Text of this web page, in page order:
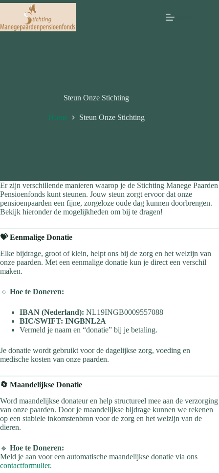
Ga
inhoud
Steun Onze Stichting
Home Steun Onze Stichting
Er zijn verschillende manieren waarop je de Stichting Manege Paarden
Pensioenfonds kunt steunen. Jouw steun zorgt ervoor dat onze
pensioenpaarden een fijne, zorgeloze oude dag kunnen doorbrengen.
Bekijk hieronder de mogelijkheden om bij te dragen!
💝 Eenmalige Donatie
Elke bijdrage, groot of klein, helpt ons bij de zorg en het welzijn van
onze paarden. Met een eenmalige donatie kun je direct een verschil
maken.
🔹 Hoe te Doneren:
IBAN (Nederland): NL19INGB0009557088
BIC/SWIFT: INGBNL2A
Vermeld je naam en “donatie” bij je betaling.
Je donatie wordt gebruikt voor de dagelijkse zorg, voeding en
medische kosten van onze paarden.
🔄 Maandelijkse Donatie
Word maandelijkse donateur en help structureel mee aan de verzorging
van onze paarden. Door je maandelijkse bijdrage kunnen we rekenen
op een stabiele inkomstenbron voor de zorg en het welzijn van de
dieren.
🔹 Hoe te Doneren:
Meld je aan voor een automatische maandelijkse donatie via ons
contactformulier.